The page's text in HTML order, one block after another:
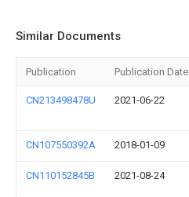
Similar Documents
Publication Publication Date
CN213498478U 2021-06-22
CN107550392A 2018-01-09
CN110152845B 2021-08-24